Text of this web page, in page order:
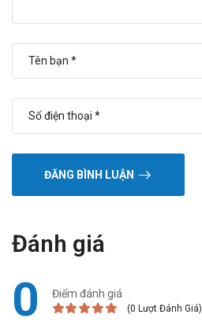
ĐĂNG BÌNH LUẬN
Đánh giá
0 Điểm đánh giá
(0 Lượt Đánh Giá)